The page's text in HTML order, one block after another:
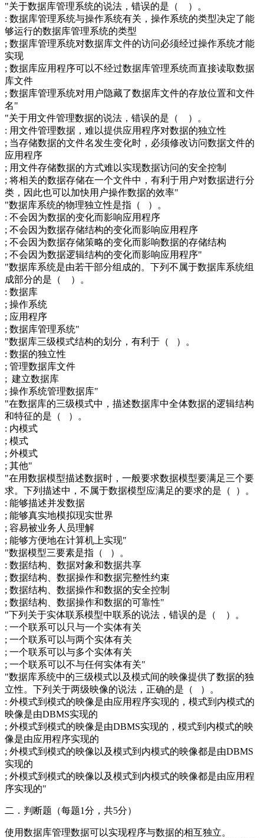
"关于数据库管理系统的说法，错误的是（ ）。
: 数据库管理系统与操作系统有关，操作系统的类型决定了能
够运行的数据库管理系统的类型
; 数据库管理系统对数据库文件的访问必须经过操作系统才能
实现
; 数据库应用程序可以不经过数据库管理系统而直接读取数据
库文件
; 数据库管理系统对用户隐藏了数据库文件的存放位置和文件
名"
"关于用文件管理数据的说法，错误的是（ ）。
: 用文件管理数据，难以提供应用程序对数据的独立性
; 当存储数据的文件名发生变化时，必须修改访问数据文件的
应用程序
; 用文件存储数据的方式难以实现数据访问的安全控制
; 将相关的数据存储在一个文件中，有利于用户对数据进行分
类，因此也可以加快用户操作数据的效率"
"数据库系统的物理独立性是指（ ）。
: 不会因为数据的变化而影响应用程序
; 不会因为数据存储结构的变化而影响应用程序
; 不会因为数据存储策略的变化而影响数据的存储结构
; 不会因为数据逻辑结构的变化而影响应用程序"
"数据库系统是由若干部分组成的。下列不属于数据库系统组
成部分的是（ ）。
: 数据库
; 操作系统
; 应用程序
; 数据库管理系统"
"数据库三级模式结构的划分，有利于（ ）。
: 数据的独立性
; 管理数据库文件
; 建立数据库
; 操作系统管理数据库"
"在数据库的三级模式中，描述数据库中全体数据的逻辑结构
和特征的是（ ）。
: 内模式
; 模式
; 外模式
; 其他"
"在用数据模型描述数据时，一般要求数据模型要满足三个要
求。下列描述中，不属于数据模型应满足的要求的是（ ）。
: 能够描述并发数据
; 能够真实地模拟现实世界
; 容易被业务人员理解
; 能够方便地在计算机上实现"
"数据模型三要素是指（ ）。
: 数据结构、数据对象和数据共享
; 数据结构、数据操作和数据完整性约束
; 数据结构、数据操作和数据的安全控制
; 数据结构、数据操作和数据的可靠性"
"下列关于实体联系模型中联系的说法，错误的是（ ）。
: 一个联系可以只与一个实体有关
; 一个联系可以与两个实体有关
; 一个联系可以与多个实体有关
; 一个联系可以不与任何实体有关"
"数据库系统中的三级模式以及模式间的映像提供了数据的独
立性。下列关于两级映像的说法，正确的是（ ）。
: 外模式到模式的映像是由应用程序实现的，模式到内模式的
映像是由DBMS实现的
; 外模式到模式的映像是由DBMS实现的，模式到内模式的映
像是由应用程序实现的
; 外模式到模式的映像以及模式到内模式的映像都是由DBMS
实现的
; 外模式到模式的映像以及模式到内模式的映像都是由应用程
序实现的"
二．判断题（每题1分，共5分）
使用数据库管理数据可以实现程序与数据的相互独立。